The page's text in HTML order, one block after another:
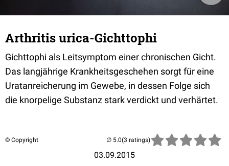
Arthritis urica-Gichttophi
Gichttophi als Leitsymptom einer chronischen Gicht.
Das langjährige Krankheitsgeschehen sorgt für eine
Uratanreicherung im Gewebe, in dessen Folge sich
die knorpelige Substanz stark verdickt und verhärtet.
© Copyright
03.09.2015
(3 ratings)